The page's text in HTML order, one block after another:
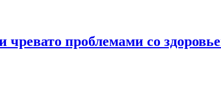
проблемами со